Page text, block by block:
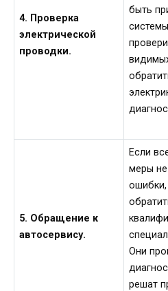
4. Проверка
электрической
проводки.
быть
5. Обращение к
автосервису.
Если
меры не
ошибки,
Они
решат